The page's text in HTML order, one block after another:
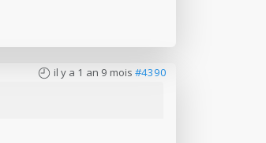
il y a 1 an 9 mois #4390